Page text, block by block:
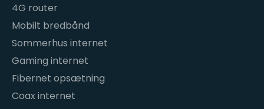
4G router
Mobilt bredbånd
Sommerhus internet
Gaming internet
Fibernet opsætning
Coax internet